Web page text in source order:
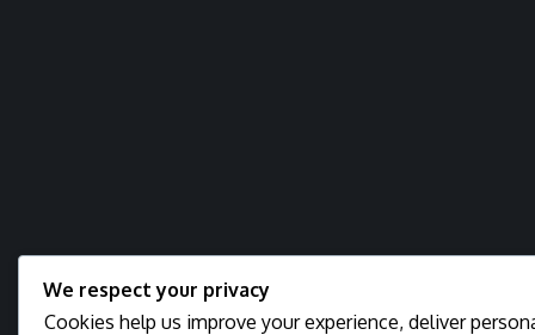
We respect your privacy
Cookies help us improve your experience, deliver